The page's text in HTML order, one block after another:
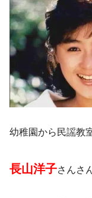
幼稚園から民謡教
長山洋子さんさ